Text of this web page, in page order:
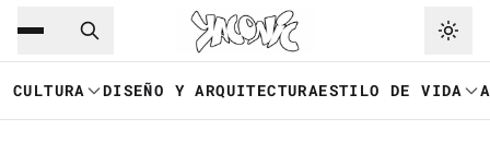
Saltar al contenido principal
CULTURA DISEÑO Y ARQUITECTURAESTILO DE VIDA